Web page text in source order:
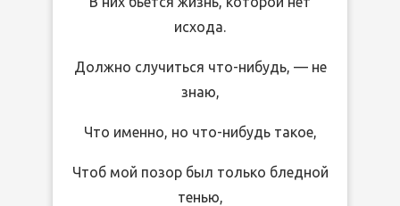
исхода.
Должно случиться что-нибудь, — не
знаю,
Что именно, но что-нибудь такое,
Чтоб мой позор был только бледной
тенью,